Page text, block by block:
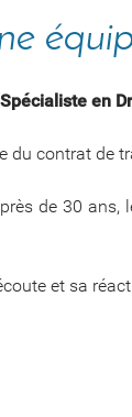
en
du contrat de
de 30 ans,
et sa